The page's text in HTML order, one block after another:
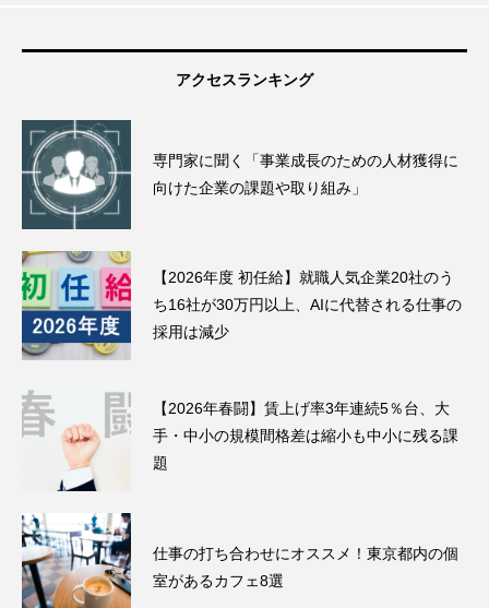
アクセスランキング
専門家に聞く「事業成長のための人材獲得に
向けた企業の課題や取り組み」
【2026年度 初任給】就職人気企業20社のう
ち16社が30万円以上、AIに代替される仕事の
採用は減少
【2026年春闘】賃上げ率3年連続5％台、大
手・中小の規模間格差は縮小も中小に残る課
題
仕事の打ち合わせにオススメ！東京都内の個
室があるカフェ8選